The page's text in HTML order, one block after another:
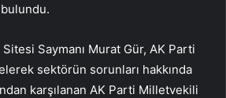
Saymanı Murat Gür, AK Parti
sektörün sorunları hakkında
karşılanan AK Parti Milletvekili